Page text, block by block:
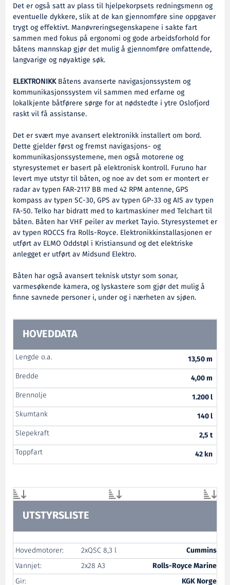
Det er også satt av plass til hjelpekorpsets redningsmenn og
eventuelle dykkere, slik at de kan gjennomføre sine oppgaver
trygt og effektivt. Manøvreringsegenskapene i sakte fart
sammen med fokus på ergonomi og gode arbeidsforhold for
båtens mannskap gjør det mulig å gjennomføre omfattende,
langvarige og nøyaktige søk.
ELEKTRONIKKBåtens avanserte navigasjonssystem og
kommunikasjonssystem vil sammen med erfarne og
lokalkjente båtførere sørge for at nødstedte i ytre Oslofjord
raskt vil få assistanse.
Det er svært mye avansert elektronikk installert om bord.
Dette gjelder først og fremst navigasjons- og
kommunikasjonssystemene, men også motorene og
styresystemet er basert på elektronisk kontroll. Furuno har
levert mye utstyr til båten, og noe av det som er montert er
radar av typen FAR-2117 BB med 42 RPM antenne, GPS
kompass av typen SC-30, GPS av typen GP-33 og AIS av typen
FA-50. Telko har bidratt med to kartmaskiner med Telchart til
båten. Båten har VHF peiler av merket Tayio. Styresystemet er
av typen ROCCS fra Rolls-Royce. Elektronikkinstallasjonen er
utført av ELMO Oddstøl i Kristiansund og det elektriske
anlegget er utført av Midsund Elektro.
Båten har også avansert teknisk utstyr som sonar,
varmesøkende kamera, og lyskastere som gjør det mulig å
finne savnede personer i, under og i nærheten av sjøen.
HOVEDDATA
Lengde o.a.
13,50 m
Bredde
4,00 m
Brennolje
1.200 l
Skumtank
140 l
Slepekraft
2,5 t
Toppfart
42 kn
UTSTYRSLISTE
Hovedmotorer: 2xQSC 8,3 l
Cummins
Vannjet:
2x28 A3
Rolls-Royce Marine
Gir:
KGK Norge